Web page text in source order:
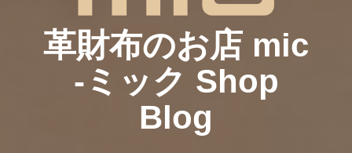
革財布のお店 mic
-ミック Shop
Blog